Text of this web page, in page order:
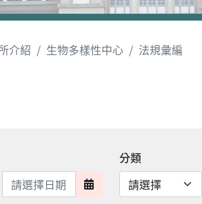
介紹 生物多樣性中心 法規彙編
開始
日期範圍結束 日期範圍結束
分類